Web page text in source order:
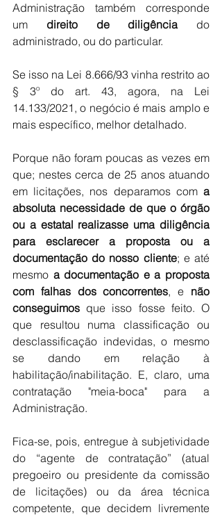
Administração também corresponde
um direito de diligência do
administrado, ou do particular.
Se isso na Lei 8.666/93 vinha restrito ao
§ 3º do art. 43, agora, na Lei
14.133/2021, o negócio é mais amplo e
mais específico, melhor detalhado.
Porque não foram poucas as vezes em
que; nestes cerca de 25 anos atuando
em licitações, nos deparamos com a
absoluta necessidade de que o órgão
ou a estatal realizasse uma diligência
para esclarecer a proposta ou a
documentação do nosso cliente; e até
mesmo a documentação e a proposta
com falhas dos concorrentes, e não
conseguimos que isso fosse feito. O
que resultou numa classificação ou
desclassificação indevidas, o mesmo
se dando em relação à
habilitação/inabilitação. E, claro, uma
contratação "meia-boca" para a
Administração.
Fica-se, pois, entregue à subjetividade
do “agente de contratação” (atual
pregoeiro ou presidente da comissão
de licitações) ou da área técnica
competente, que decidem livremente